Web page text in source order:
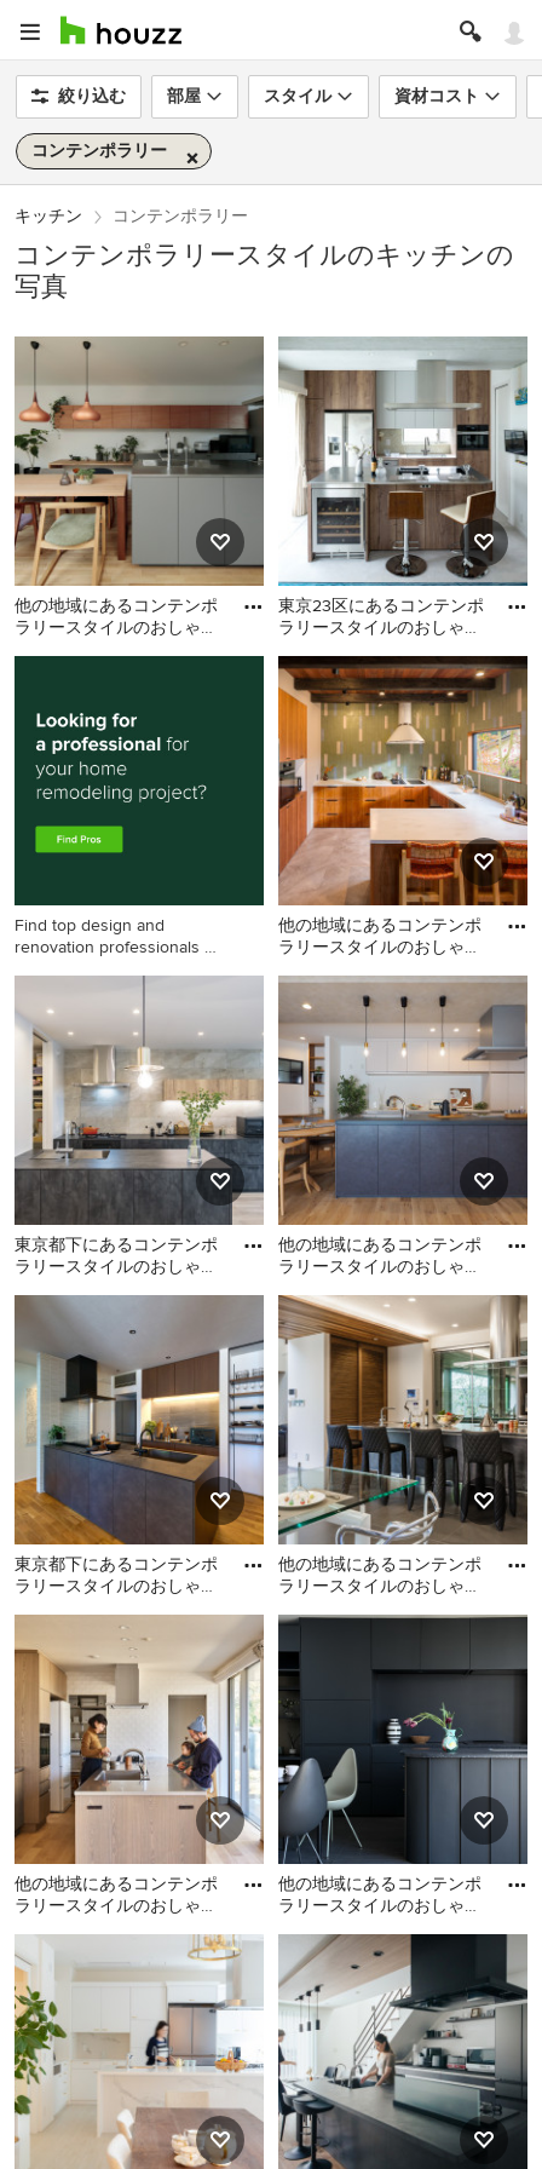
絞り込む 部屋 スタイル 資材コスト
コンテンポラリー
キッチン コンテンポラリー
コンテンポラリースタイルのキッチンの
写真
他の地域にあるコンテンポ
ラリースタイルのおしゃれ
他の地域にあるコンテンポ
なキッチンの写真
東京23区にあるコンテンポ
ラリースタイルのおしゃれ
ンターシンク、中間色木目
東京23区にあるコンテンポ
ラリースタイルのおしゃれ
なキッチン (アンダーカウン
ターシンク、中間色木目調
キャビネット、ステンレス
カウンター、グレーの床、
グレーのキッチンカウンタ
ー、フラットパネル扉のキ
ャビネット、ベージュキッ
チンパネル、モザイクタイ
ルのキッチンパネル、シル
バーの調理設備、コンクリ
ートの床) の写真
Find top design and
renovation professionals on
他の地域にあるコンテンポ
ラリースタイルのおしゃれ
(ドロップインシンク、フラ
ッ
他の地域にあるコンテンポ
ラリースタイルのおしゃれ
なペニンシュラキッチン (ド
ロップインシンク、フラッ
トパネル扉のキャビネッ
ト、中間色木目調キャビネ
ット、緑のキッチンパネ
ル、シルバーの調理設備、
グレーの床、白いキッチン
カウンター、表し梁、板張
り天井) の写真
東京都下にあるコンテンポ
ラリースタイルのおしゃれ
東京都下にあるコンテンポ
ラリースタイルのおしゃれ
なキッチンの写真
他の地域にあるコンテンポ
ラリースタイルのおしゃれ
ンターシンク、フラットパ
ネ
他の地域にあるコンテンポ
ラリースタイルのおしゃれ
なキッチン (アンダーカウン
ターシンク、フラットパネ
ル扉のキャビネット、ベー
ジュのキャビネット、無垢
フローリング、茶色い床、
黒いキッチンカウンター) の
写真
東京都下にあるコンテンポ
ラリースタイルのおしゃれ
東京都下にあるコンテンポ
ラリースタイルのおしゃれ
なキッチンの写真
他の地域にあるコンテンポ
ラリースタイルのおしゃれ
ビネット、白いキッチンパ
ネ
他の地域にあるコンテンポ
ラリースタイルのおしゃれ
なキッチン (グレーのキャビ
ネット、白いキッチンパネ
ル、シルバーの調理設備、
グレーの床、板張り天井、
グレーのキッチンカウンタ
ー) の写真
他の地域にあるコンテンポ
ラリースタイルのおしゃれ
他の地域にあるコンテンポ
ラリースタイルのおしゃれ
なキッチンの写真
他の地域にあるコンテンポ
ラリースタイルのおしゃれ
他の地域にあるコンテンポ
ラリースタイルのおしゃれ
なキッチンの写真